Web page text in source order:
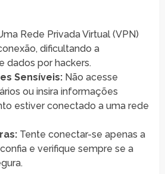
Rede Privada Virtual (VPN)
dificultando a
dados por hackers.
Sensíveis:Não acesse
ou insira informações
estiver conectado a uma rede
Tente conectar-se apenas a
e verifique sempre se a